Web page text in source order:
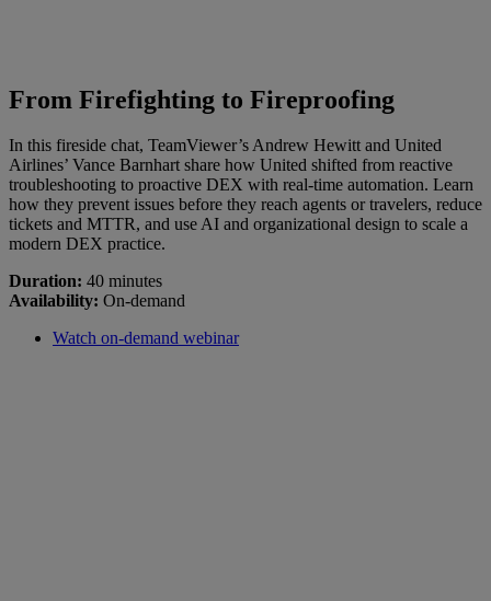
From Firefighting to Fireproofing
In this fireside chat, TeamViewer’s Andrew Hewitt and United
Airlines’ Vance Barnhart share how United shifted from reactive
troubleshooting to proactive DEX with real-time automation. Learn
how they prevent issues before they reach agents or travelers, reduce
tickets and MTTR, and use AI and organizational design to scale a
modern DEX practice.
Duration: 40 minutes
Availability: On-demand
Watch on-demand webinar